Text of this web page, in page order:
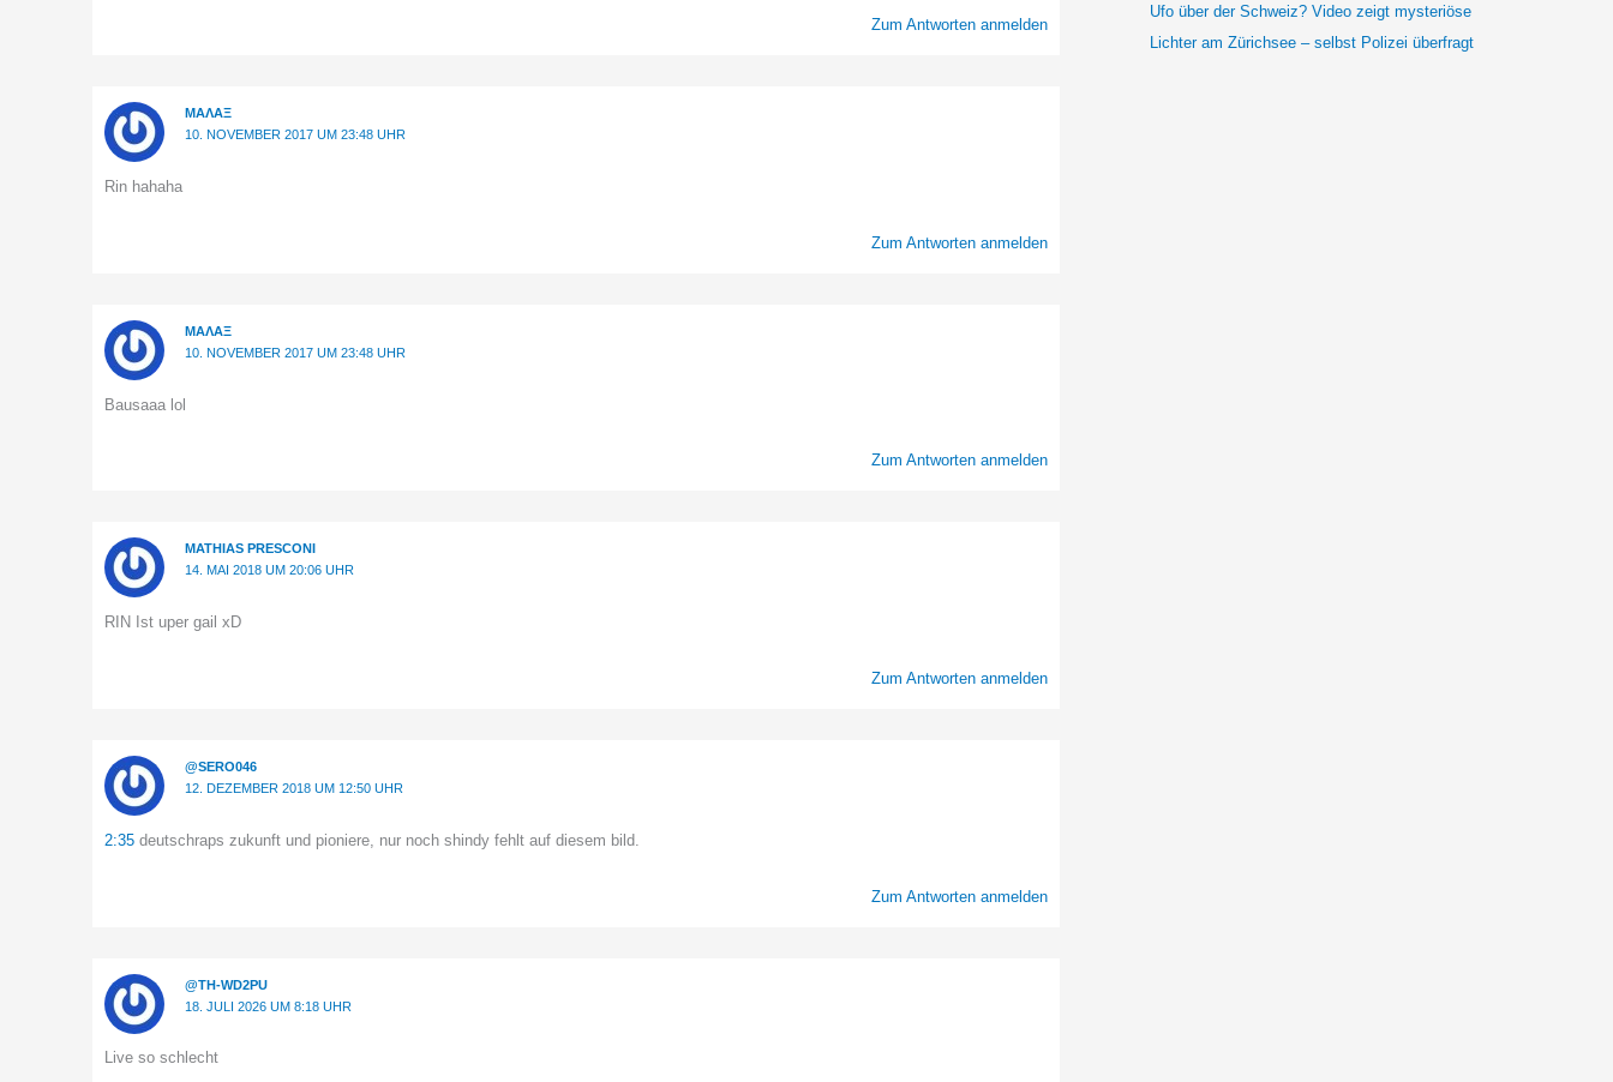
Zum Antworten anmelden
ΜΑΛΑΞ
10. NOVEMBER 2017 UM 23:48 UHR
Rin hahaha
Zum Antworten anmelden
ΜΑΛΑΞ
10. NOVEMBER 2017 UM 23:48 UHR
Bausaaa lol
Zum Antworten anmelden
MATHIAS PRESCONI
14. MAI 2018 UM 20:06 UHR
RIN Ist uper gail xD
Zum Antworten anmelden
@SERO046
12. DEZEMBER 2018 UM 12:50 UHR
2:35 deutschraps zukunft und pioniere, nur noch shindy fehlt auf diesem bild.
Zum Antworten anmelden
@TH-WD2PU
18. JULI 2026 UM 8:18 UHR
Live so schlecht
Ufo über der Schweiz? Video zeigt mysteriöse
Lichter am Zürichsee – selbst Polizei überfragt